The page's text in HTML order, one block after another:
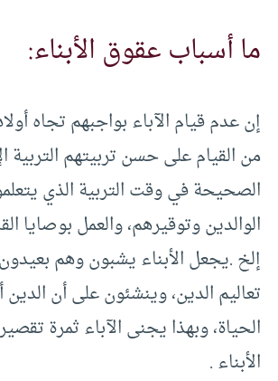
ما أسباب عقوق الأبناء:
إن عدم قيام الآباء بواجبهم تجاه
من القيام على حسن تربيتهم التربية
الصحيحة في وقت التربية الذي
الوالدين وتوقيرهم، والعمل بوصايا
إلخ .يجعل الأبناء يشبون وهم
تعاليم الدين، وينشئون على أن
الحياة، وبهذا يجنى الآباء ثمرة
الأبناء .